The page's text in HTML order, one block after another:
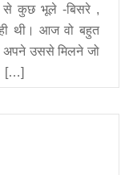
से कुछ भूले -बिसरे ,
थी। आज वो बहुत
उससे मिलने जो
[…]